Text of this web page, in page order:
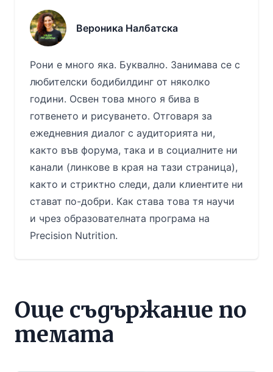
Вероника Налбатска
Рони е много яка. Буквално. Занимава се с
любителски бодибилдинг от няколко
години. Освен това много я бива в
готвенето и рисуването. Отговаря за
ежедневния диалог с аудиторията ни,
както във форума, така и в социалните ни
канали (линкове в края на тази страница),
както и стриктно следи, дали клиентите ни
стават по-добри. Как става това тя научи
и чрез образователната програма на
Precision Nutrition.
Още съдържание по
темата